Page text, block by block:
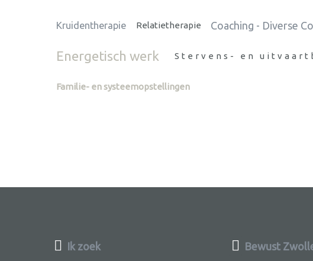
Kruidentherapie Relatietherapie Coaching - Diverse
Energetisch werk Stervens- en
Familie- en systeemopstellingen
Ik zoek Bewust